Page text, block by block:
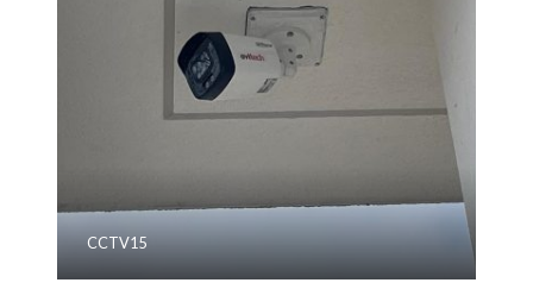
CCTV15